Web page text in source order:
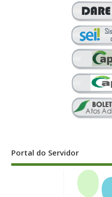
Portal do Servidor